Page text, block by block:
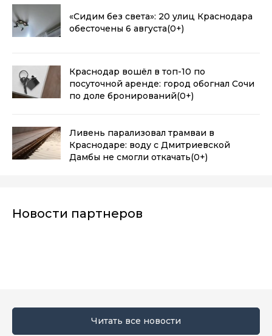
«Сидим без света»: 20 улиц Краснодара
обесточены 6 августа(0+)
Краснодар вошёл в топ-10 по
посуточной аренде: город обогнал Сочи
по доле бронирований(0+)
Ливень парализовал трамваи в
Краснодаре: воду с Дмитриевской
Дамбы не смогли откачать(0+)
Новости партнеров
Читать все новости